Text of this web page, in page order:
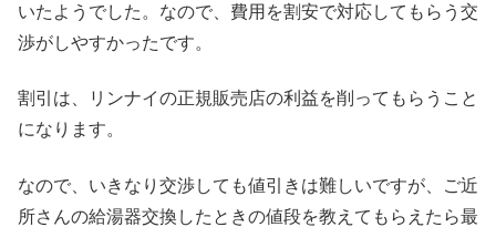
いたようでした。なので、費用を割安で対応してもらう交
渉がしやすかったです。
割引は、リンナイの正規販売店の利益を削ってもらうこと
になります。
なので、いきなり交渉しても値引きは難しいですが、ご近
所さんの給湯器交換したときの値段を教えてもらえたら最